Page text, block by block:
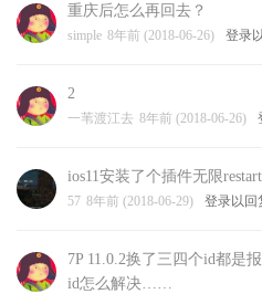
重庆后怎么再回去？
simple 8年前 (2018-06-26) 登录
2
一苇渡江去 8年前 (2018-06-26)
ios11安装了个插件无限
57 8年前 (2018-06-29) 登录以回
7P 11.0.2换了三四个id都是
id怎么解决……